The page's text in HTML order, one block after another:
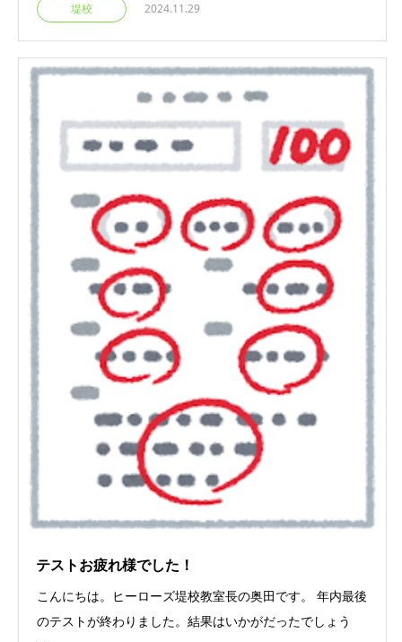
堤校 2024.11.29
テストお疲れ様でした！
こんにちは。ヒーローズ堤校教室長の奥田です。 年内最後
のテストが終わりました。結果はいかがだったでしょう